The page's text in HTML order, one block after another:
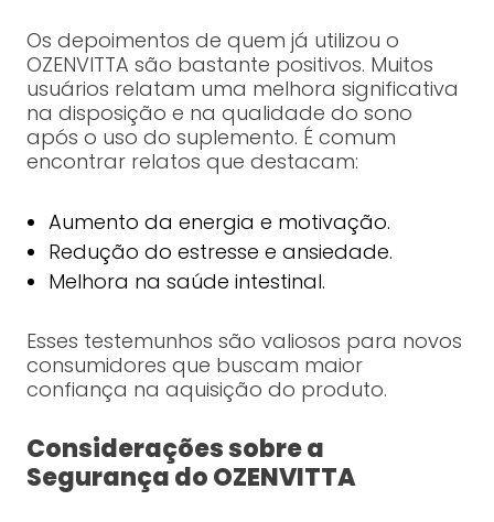
Os depoimentos de quem já utilizou o
OZENVITTA são bastante positivos. Muitos
usuários relatam uma melhora significativa
na disposição e na qualidade do sono
após o uso do suplemento. É comum
encontrar relatos que destacam:
Aumento da energia e motivação.
Redução do estresse e ansiedade.
Melhora na saúde intestinal.
Esses testemunhos são valiosos para novos
consumidores que buscam maior
confiança na aquisição do produto.
Considerações sobre a
Segurança do OZENVITTA